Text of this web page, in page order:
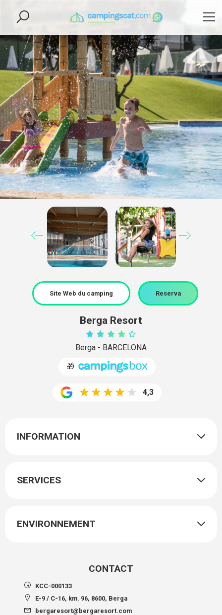
Berga Resort
Berga - BARCELONA
🎁
4,3
Site Web du camping Reserva
INFORMATION
SERVICES
ENVIRONNEMENT
CONTACT
KCC-000133
E-9 / C-16, km. 96, 8600, Berga
bergaresort@bergaresort.com